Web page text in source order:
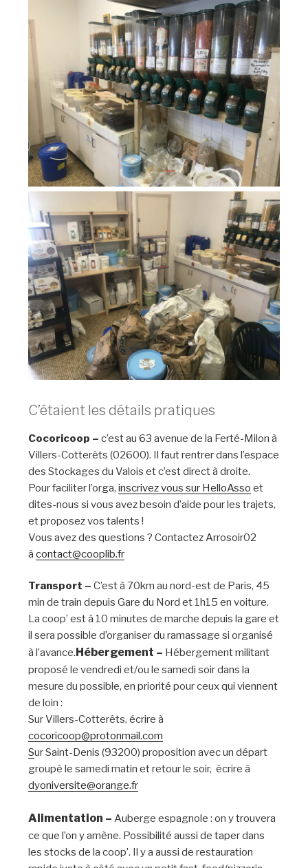
C’étaient les détails pratiques
Cocoricoop – c’est au 63 avenue de la Ferté-Milon à
Villers-Cotterêts (02600). Il faut rentrer dans l’espace
des Stockages du Valois et c’est direct à droite.
Pour faciliter l’orga,inscrivez vous sur HelloAsso et
dites-nous si vous avez besoin d’aide pour les trajets,
et proposez vos talents !
Vous avez des questions ? Contactez Arrosoir02
àcontact@cooplib.fr
Transport – C’est à 70km au nord-est de Paris, 45
min de train depuis Gare du Nord et 1h15 en voiture.
La coop’ est à 10 minutes de marche depuis la gare et
il sera possible d’organiser du ramassage si organisé
à l’avance.Hébergement – Hébergement militant
proposé le vendredi et/ou le samedi soir dans la
mesure du possible, en priorité pour ceux qui viennent
de loin :
Sur Villers-Cotterêts, écrire à
cocoricoop@protonmail.com
Sur Saint-Denis (93200) proposition avec un départ
groupé le samedi matin et retour le soir, écrire à
dyoniversite@orange.fr
Alimentation – Auberge espagnole : on y trouvera
ce que l’on y amène. Possibilité aussi de taper dans
les stocks de la coop’. Il y a aussi de restauration